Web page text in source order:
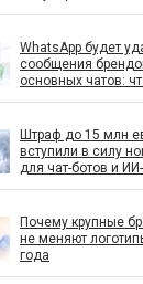
рекордным за
WhatsApp будет
сообщения
основных чатов:
Штраф до 15 млн
вступили в силу
для чат-ботов и
Почему крупные
не меняют
года